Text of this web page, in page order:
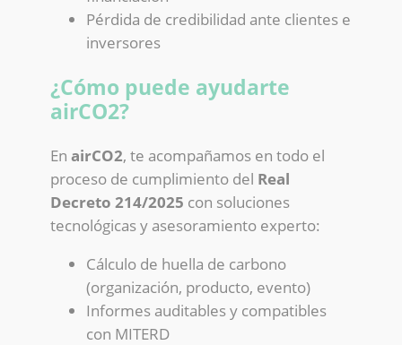
Pérdida de credibilidad ante clientes e
inversores
¿Cómo puede ayudarte
airCO2?
En airCO2, te acompañamos en todo el
proceso de cumplimiento del Real
Decreto 214/2025 con soluciones
tecnológicas y asesoramiento experto:
Cálculo de huella de carbono
(organización, producto, evento)
Informes auditables y compatibles
con MITERD